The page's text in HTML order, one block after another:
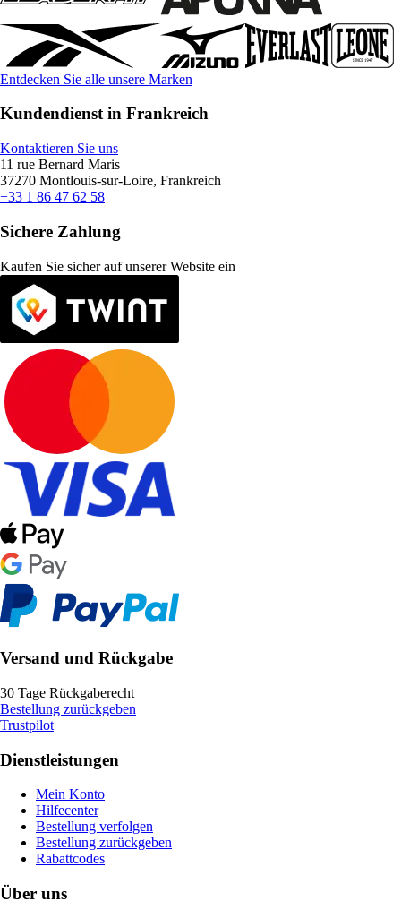
Entdecken Sie alle unsere Marken
Kundendienst in Frankreich
Kontaktieren Sie uns
11 rue Bernard Maris
37270 Montlouis-sur-Loire, Frankreich
+33 1 86 47 62 58
Sichere Zahlung
Kaufen Sie sicher auf unserer Website ein
Versand und Rückgabe
30 Tage Rückgaberecht
Bestellung zurückgeben
Trustpilot
Dienstleistungen
Mein Konto
Hilfecenter
Bestellung verfolgen
Bestellung zurückgeben
Rabattcodes
Über uns